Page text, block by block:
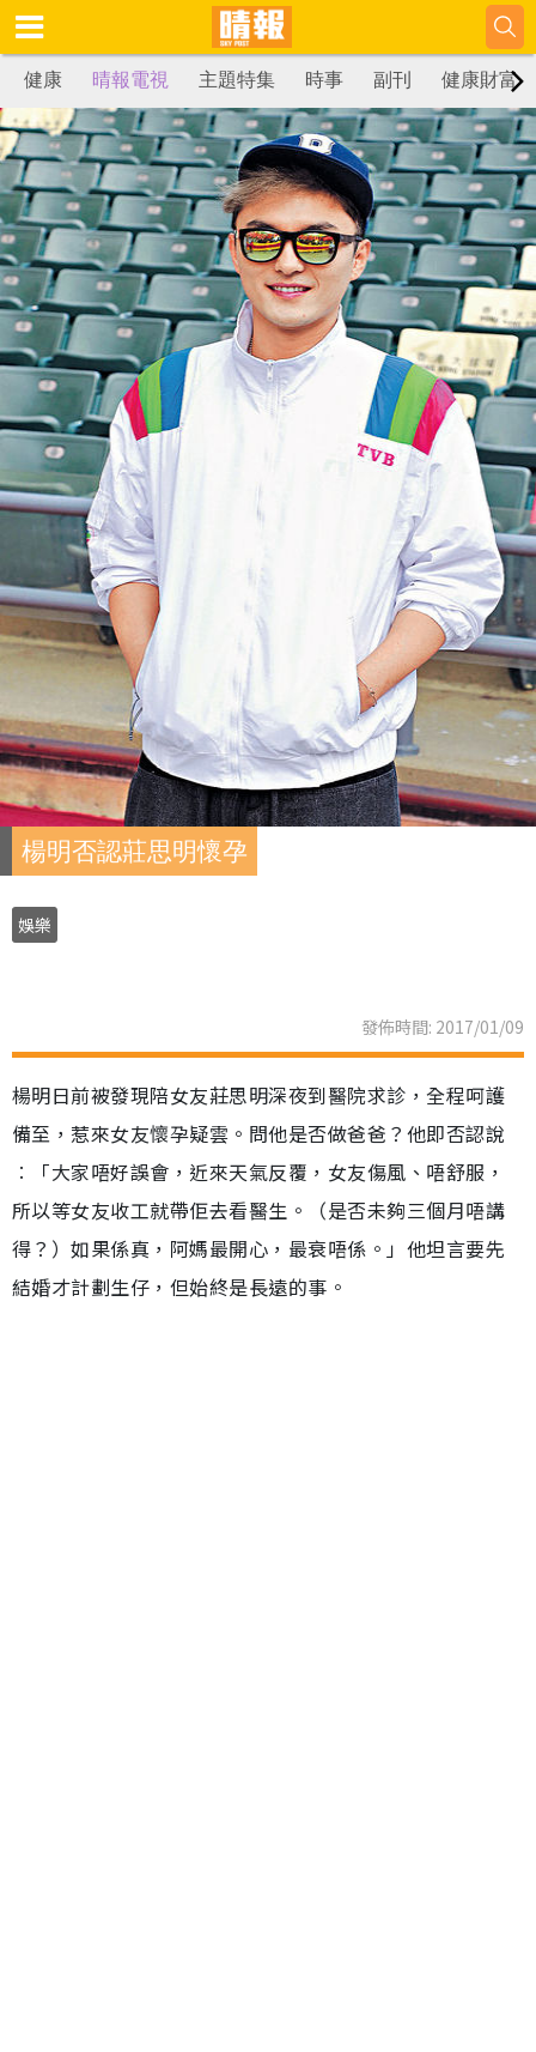
健康 晴報電視 主題特集 時事 副刊 健康財富
楊明否認莊思明懷孕
娛樂
發佈時間: 2017/01/09
楊明日前被發現陪女友莊思明深夜到醫院求診，全程呵護
備至，惹來女友懷孕疑雲。問他是否做爸爸？他即否認說
︰「大家唔好誤會，近來天氣反覆，女友傷風、唔舒服，
所以等女友收工就帶佢去看醫生。（是否未夠三個月唔講
得？）如果係真，阿媽最開心，最衰唔係。」他坦言要先
結婚才計劃生仔，但始終是長遠的事。